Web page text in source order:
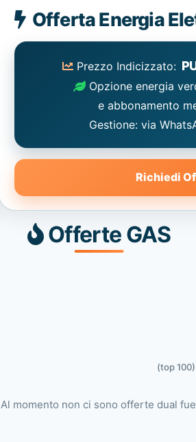
Energia
Elettrica
consigliata
Offerta Energia
Prezzo Indicizzato:
Opzione energia
e abbonamento
Gestione: via
Richiedi
Offerte GAS
(top 100)
Al momento non ci sono offerte dual